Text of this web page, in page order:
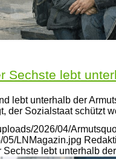
lebt
lebt unterhalb der
der Sozialstaat schützt
2026/04/
LNMagazin.jpg
lebt unterhalb